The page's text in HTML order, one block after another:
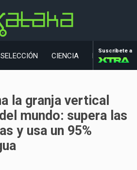
CIENCIA MOVILIDAD
Suscríbete a
la granja vertical
mundo: supera las
y usa un 95%